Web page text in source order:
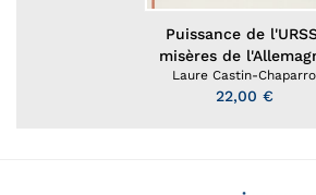
Puissance de
misères de
Laure Castin-Chaparro
22,00 €